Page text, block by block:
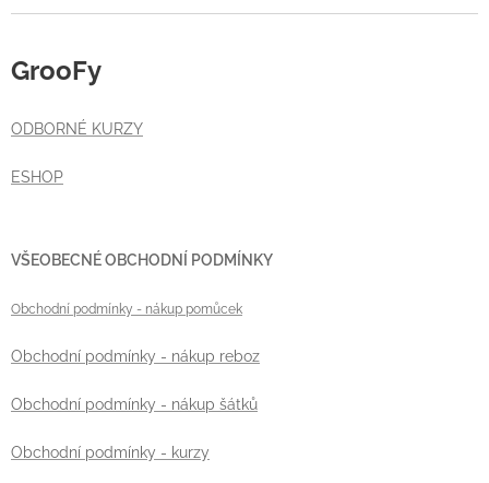
GrooFy
ODBORNÉ KURZY
ESHOP
VŠEOBECNÉ OBCHODNÍ PODMÍNKY
Obchodní podmínky - nákup pomůcek
Obchodní podmínky - nákup reboz
Obchodní podmínky - nákup šátků
Obchodní podmínky - kurzy